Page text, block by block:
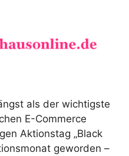
als der wichtigste
E-Commerce
Aktionstag „Black
geworden –